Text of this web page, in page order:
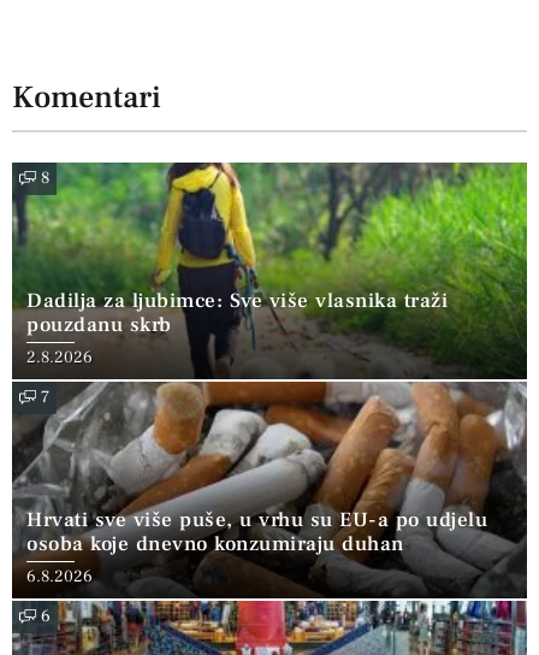
Komentari
8
Dadilja za ljubimce: Sve više vlasnika traži
pouzdanu skrb
2.8.2026
7
Hrvati sve više puše, u vrhu su EU-a po udjelu
osoba koje dnevno konzumiraju duhan
6.8.2026
6